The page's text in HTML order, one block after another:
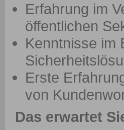
Erfahrung im
öffentlichen
Kenntnisse im
Erste
von
Das erwartet